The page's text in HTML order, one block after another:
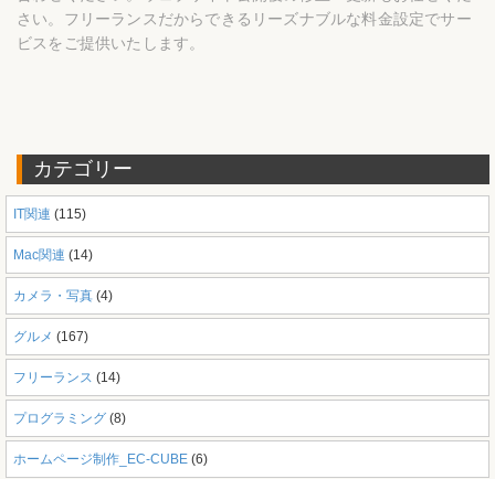
さい。フリーランスだからできるリーズナブルな料金設定でサー
ビスをご提供いたします。
カテゴリー
IT関連 (115)
Mac関連 (14)
カメラ・写真 (4)
グルメ (167)
フリーランス (14)
プログラミング (8)
ホームページ制作_EC-CUBE (6)